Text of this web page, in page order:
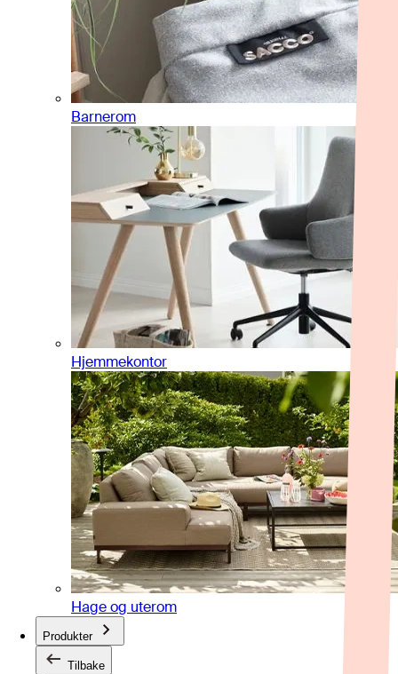
Barnerom
Hjemmekontor
Hage og uterom
Produkter
Tilbake